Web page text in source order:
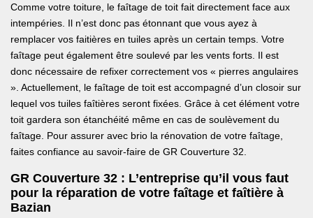
Comme votre toiture, le faîtage de toit fait directement face aux
intempéries. Il n’est donc pas étonnant que vous ayez à
remplacer vos faitières en tuiles après un certain temps. Votre
faîtage peut également être soulevé par les vents forts. Il est
donc nécessaire de refixer correctement vos « pierres angulaires
». Actuellement, le faîtage de toit est accompagné d’un closoir sur
lequel vos tuiles faîtières seront fixées. Grâce à cet élément votre
toit gardera son étanchéité même en cas de soulèvement du
faîtage. Pour assurer avec brio la rénovation de votre faîtage,
faites confiance au savoir-faire de GR Couverture 32.
GR Couverture 32 : L’entreprise qu’il vous faut
pour la réparation de votre faîtage et faîtière à
Bazian